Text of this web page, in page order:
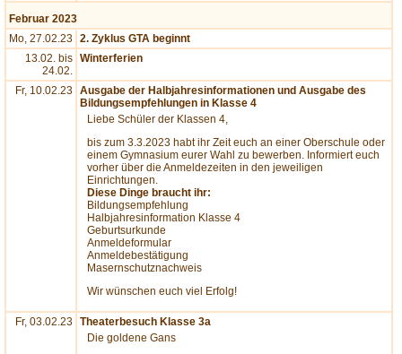
Februar 2023
Mo, 27.02.23 2. Zyklus GTA beginnt
13.02. bis
24.02.
Winterferien
Fr, 10.02.23 Ausgabe der Halbjahresinformationen und Ausgabe des
Bildungsempfehlungen in Klasse 4
Liebe Schüler der Klassen 4,
bis zum 3.3.2023 habt ihr Zeit euch an einer Oberschule oder
einem Gymnasium eurer Wahl zu bewerben. Informiert euch
vorher über die Anmeldezeiten in den jeweiligen
Einrichtungen.
Diese Dinge braucht ihr:
Bildungsempfehlung
Halbjahresinformation Klasse 4
Geburtsurkunde
Anmeldeformular
Anmeldebestätigung
Masernschutznachweis
Wir wünschen euch viel Erfolg!
Fr, 03.02.23 Theaterbesuch Klasse 3a
Die goldene Gans